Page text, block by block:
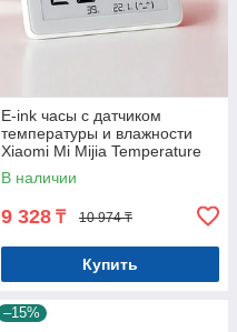
E-ink часы с датчиком
температуры и влажности
Xiaomi Mi Mijia Temperature
And Humidity Watch. Арт.6357
В наличии
9 328 ₸ 10 974 ₸
Купить
–15%